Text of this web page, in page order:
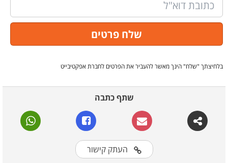
בלחיצתך "שלח" הינך מאשר להעביר את הפרטים לחברת אפקטיבייט
שתף כתבה
העתק קישור